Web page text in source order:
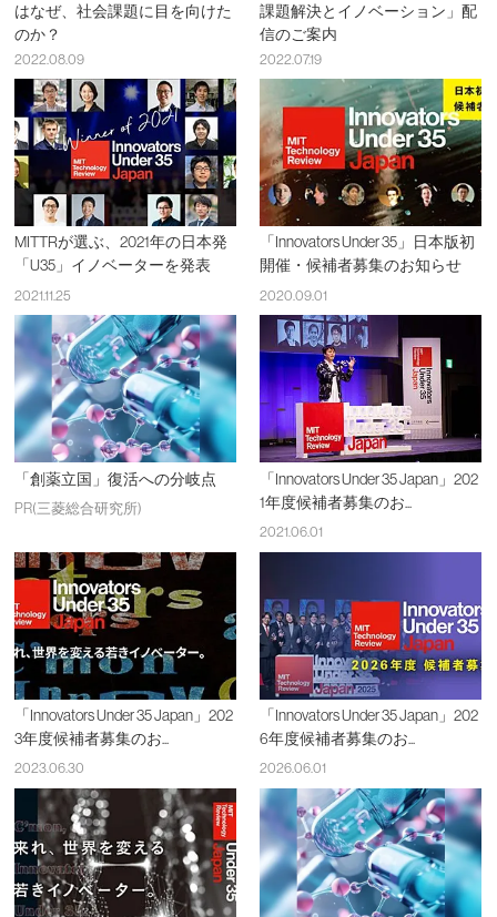
はなぜ、社会課題に目を向けた
のか？
2022.08.09
課題解決とイノベーション」配
信のご案内
2022.07.19
MITTRが選ぶ、2021年の日本発
「U35」イノベーターを発表
2021.11.25
「Innovators Under 35」日本版初
開催・候補者募集のお知らせ
2020.09.01
「創薬立国」復活への分岐点
PR(三菱総合研究所)
「Innovators Under 35 Japan」202
1年度候補者募集のお...
2021.06.01
「Innovators Under 35 Japan」202
3年度候補者募集のお...
2023.06.30
「Innovators Under 35 Japan」202
6年度候補者募集のお...
2026.06.01